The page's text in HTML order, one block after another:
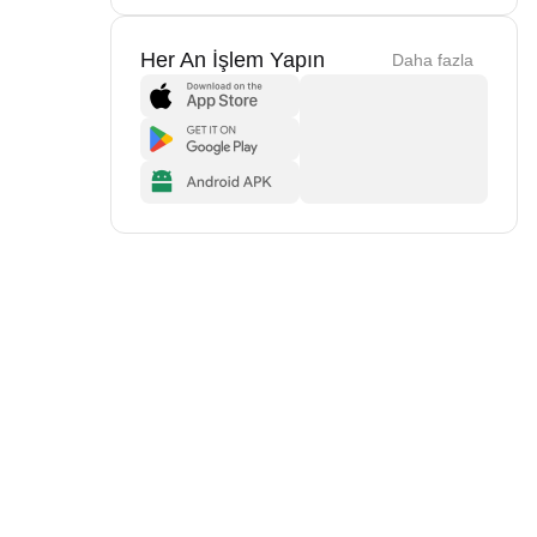
Her An İşlem Yapın Daha fazla